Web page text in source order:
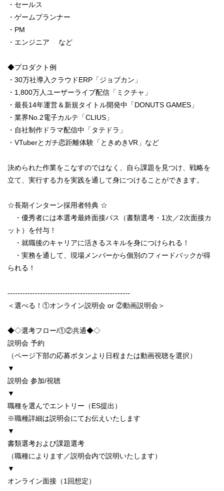
・セールス
・ゲームプランナー
・PM
・エンジニア など
◆プロダクト例
・30万社導入クラウドERP「ジョブカン」
・1,800万人ユーザーライブ配信「ミクチャ」
・最長14年運営＆新規タイトル開発中「DONUTS GAMES」
・業界No.2電子カルテ「CLIUS」
・自社制作ドラマ配信中「タテドラ」
・VTuberとガチ恋距離体験「ときめきVR」など
決められた作業をこなすのではなく、自ら課題を見つけ、戦略を
立て、実行する力を実践を通して身につけることができます。
☆長期インターン採用者特典 ☆
・優秀者には本選考最終面接パス（書類選考・1次／2次面接カ
ット）を付与！
・就職後のキャリアに活きるスキルを身につけられる！
・実務を通して、現場メンバーから個別のフィードバックが得
られる！
-------------------------------------------------
＜選べる！①オンライン説明会 or ②動画説明会＞
◆◇選考フロー/①②共通◆◇
説明会 予約
（ページ下部の応募ボタンより日程または動画視聴を選択）
▼
説明会 参加/視聴
▼
職種を選んでエントリー（ES提出）
※職種詳細は説明会にてお伝えいたします
▼
書類選考および課題選考
（職種によります／説明会内で説明いたします）
▼
オンライン面接（1回想定）